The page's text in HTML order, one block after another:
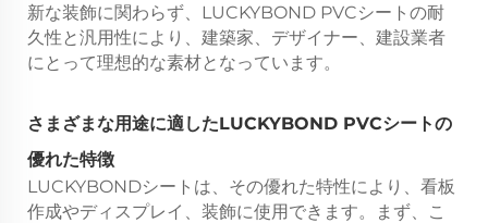
新な装飾に関わらず、LUCKYBOND PVCシートの耐
久性と汎用性により、建築家、デザイナー、建設業者
にとって理想的な素材となっています。
さまざまな用途に適したLUCKYBOND PVCシートの
優れた特徴
LUCKYBONDシートは、その優れた特性により、看板
作成やディスプレイ、装飾に使用できます。まず、こ